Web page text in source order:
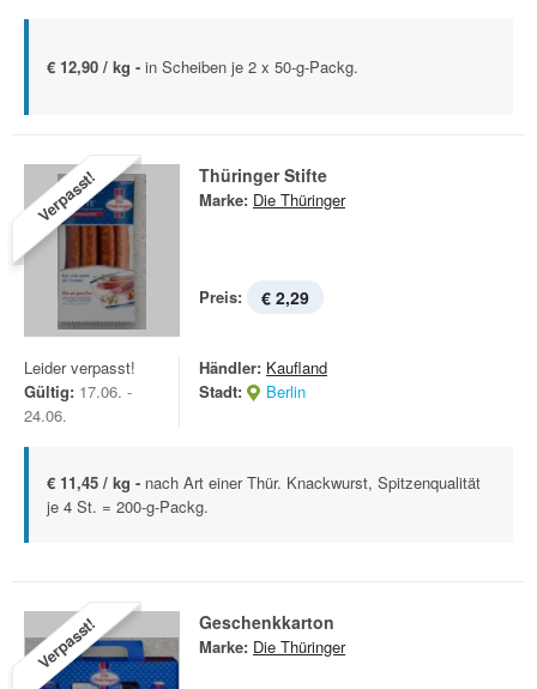
€ 12,90 / kg - in Scheiben je 2 x 50-g-Packg.
Verpasst! Thüringer Stifte
Marke: Die Thüringer
Preis: € 2,29
Leider verpasst!
Gültig: 17.06. -
24.06.
Händler: Kaufland
Stadt:
Berlin
€ 11,45 / kg - nach Art einer Thür. Knackwurst, Spitzenqualität
je 4 St. = 200-g-Packg.
Verpasst! Geschenkkarton
Marke: Die Thüringer